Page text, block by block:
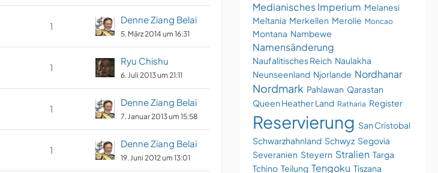
1
Denne Ziang Belai
5. März 2014 um 16:31
1
Ryu Chishu
6. Juli 2013 um 21:11
1
Denne Ziang Belai
7. Januar 2013 um 15:58
1
Denne Ziang Belai
19. Juni 2012 um 13:01
Medianisches Imperium Melanesi
Meltania Merkellen Merolie Moncao
Montana Nambewe
Namensänderung
Naufalitisches Reich Naulakha
Neunseenland Njorlande Nordhanar
Nordmark Pahlawan Qarastan
Queen Heather Land Ratharia Register
Reservierung San Cristobal
Schwarzhahnland Schwyz Segovia
Severanien Steyern Stralien Targa
Tchino Teilung Tengoku Tiszana